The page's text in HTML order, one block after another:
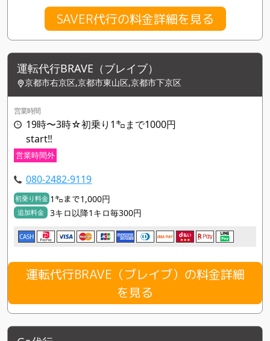
SAVER代行の料金詳細を見る
運転代行BRAVE（ブレイブ）
京都市右京区,京都市東山区,京都市下京区
営業時間
19時〜3時☆初乗り1㌔まで1000円
start‼︎
営業時間外
080-2482-9119
初乗り料金 1㌔まで1,000円
追加料金 3キロ以降1キロ毎300円
CASH
運転代行BRAVE（ブレイブ）の料金詳細
を見る